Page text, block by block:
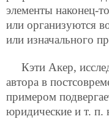
элементы наконец-
или организуются
или изначального
Кэти Акер,
автора в
примером
юридические и т. п.